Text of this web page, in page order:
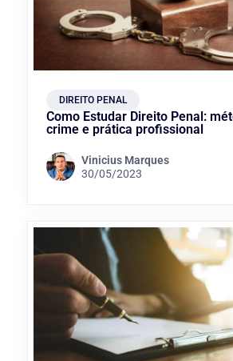
DIREITO PENAL
Como Estudar Direito Penal:
crime e prática profissional
Vinicius Marques
30/05/2023